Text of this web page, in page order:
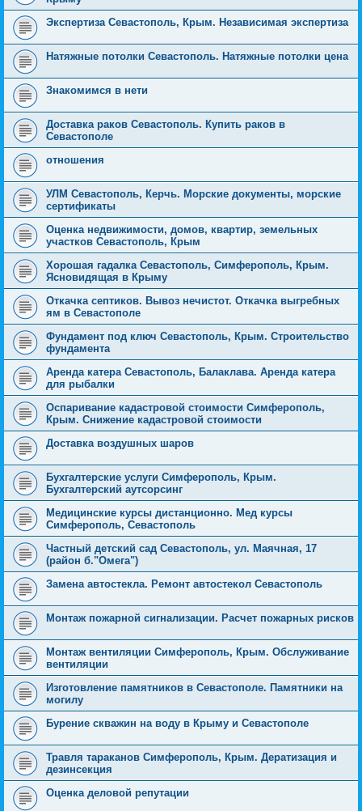
Экспертиза Севастополь, Крым. Независимая экспертиза
Натяжные потолки Севастополь. Натяжные потолки цена
Знакомимся в нети
Доставка раков Севастополь. Купить раков в
Севастополе
отношения
УЛМ Севастополь, Керчь. Морские документы, морские
сертификаты
Оценка недвижимости, домов, квартир, земельных
участков Севастополь, Крым
Хорошая гадалка Севастополь, Симферополь, Крым.
Ясновидящая в Крыму
Откачка септиков. Вывоз нечистот. Откачка выгребных
ям в Севастополе
Фундамент под ключ Севастополь, Крым. Строительство
фундамента
Аренда катера Севастополь, Балаклава. Аренда катера
для рыбалки
Оспаривание кадастровой стоимости Симферополь,
Крым. Снижение кадастровой стоимости
Доставка воздушных шаров
Бухгалтерские услуги Симферополь, Крым.
Бухгалтерский аутсорсинг
Медицинские курсы дистанционно. Мед курсы
Симферополь, Севастополь
Частный детский сад Севастополь, ул. Маячная, 17
(район б."Омега")
Замена автостекла. Ремонт автостекол Севастополь
Монтаж пожарной сигнализации. Расчет пожарных рисков
Монтаж вентиляции Симферополь, Крым. Обслуживание
вентиляции
Изготовление памятников в Севастополе. Памятники на
могилу
Бурение скважин на воду в Крыму и Севастополе
Травля тараканов Симферополь, Крым. Дератизация и
дезинсекция
Оценка деловой репутации